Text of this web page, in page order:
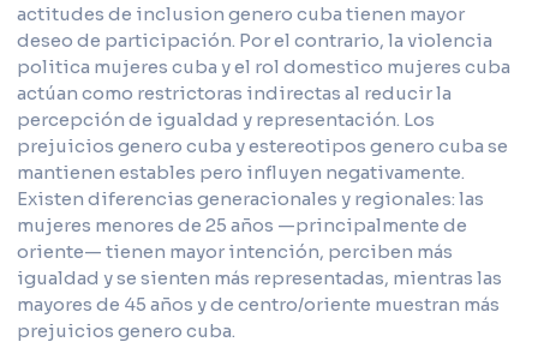
actitudes de inclusion genero cuba tienen mayor
deseo de participación. Por el contrario, la violencia
politica mujeres cuba y el rol domestico mujeres cuba
actúan como restrictoras indirectas al reducir la
percepción de igualdad y representación. Los
prejuicios genero cuba y estereotipos genero cuba se
mantienen estables pero influyen negativamente.
Existen diferencias generacionales y regionales: las
mujeres menores de 25 años —principalmente de
oriente— tienen mayor intención, perciben más
igualdad y se sienten más representadas, mientras las
mayores de 45 años y de centro/oriente muestran más
prejuicios genero cuba.